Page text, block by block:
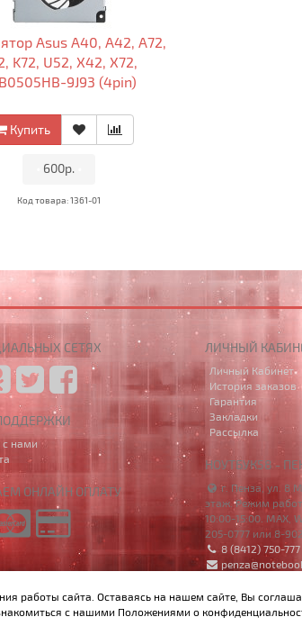
Asus A40, A42, A72,
K72, U52, X42, X72,
9J93 (4pin)
Купить
600р.
Код товара: 1361-01
СЕТЯХ
с нами
ОНЛАЙН ОПЛАТУ
ЛИЧНЫЙ
Личный Кабинет
История заказов
Гарантия
Закладки
Рассылка
НОУТБУК58 -
г. Пенза, ул. 8
этаж. Режим
10:00-15:00. MAX,
205-0777 или 8-
8 (8412) 750-777
работы сайта. Оставаясь на нашем сайте, Вы
с нашими Положениями о